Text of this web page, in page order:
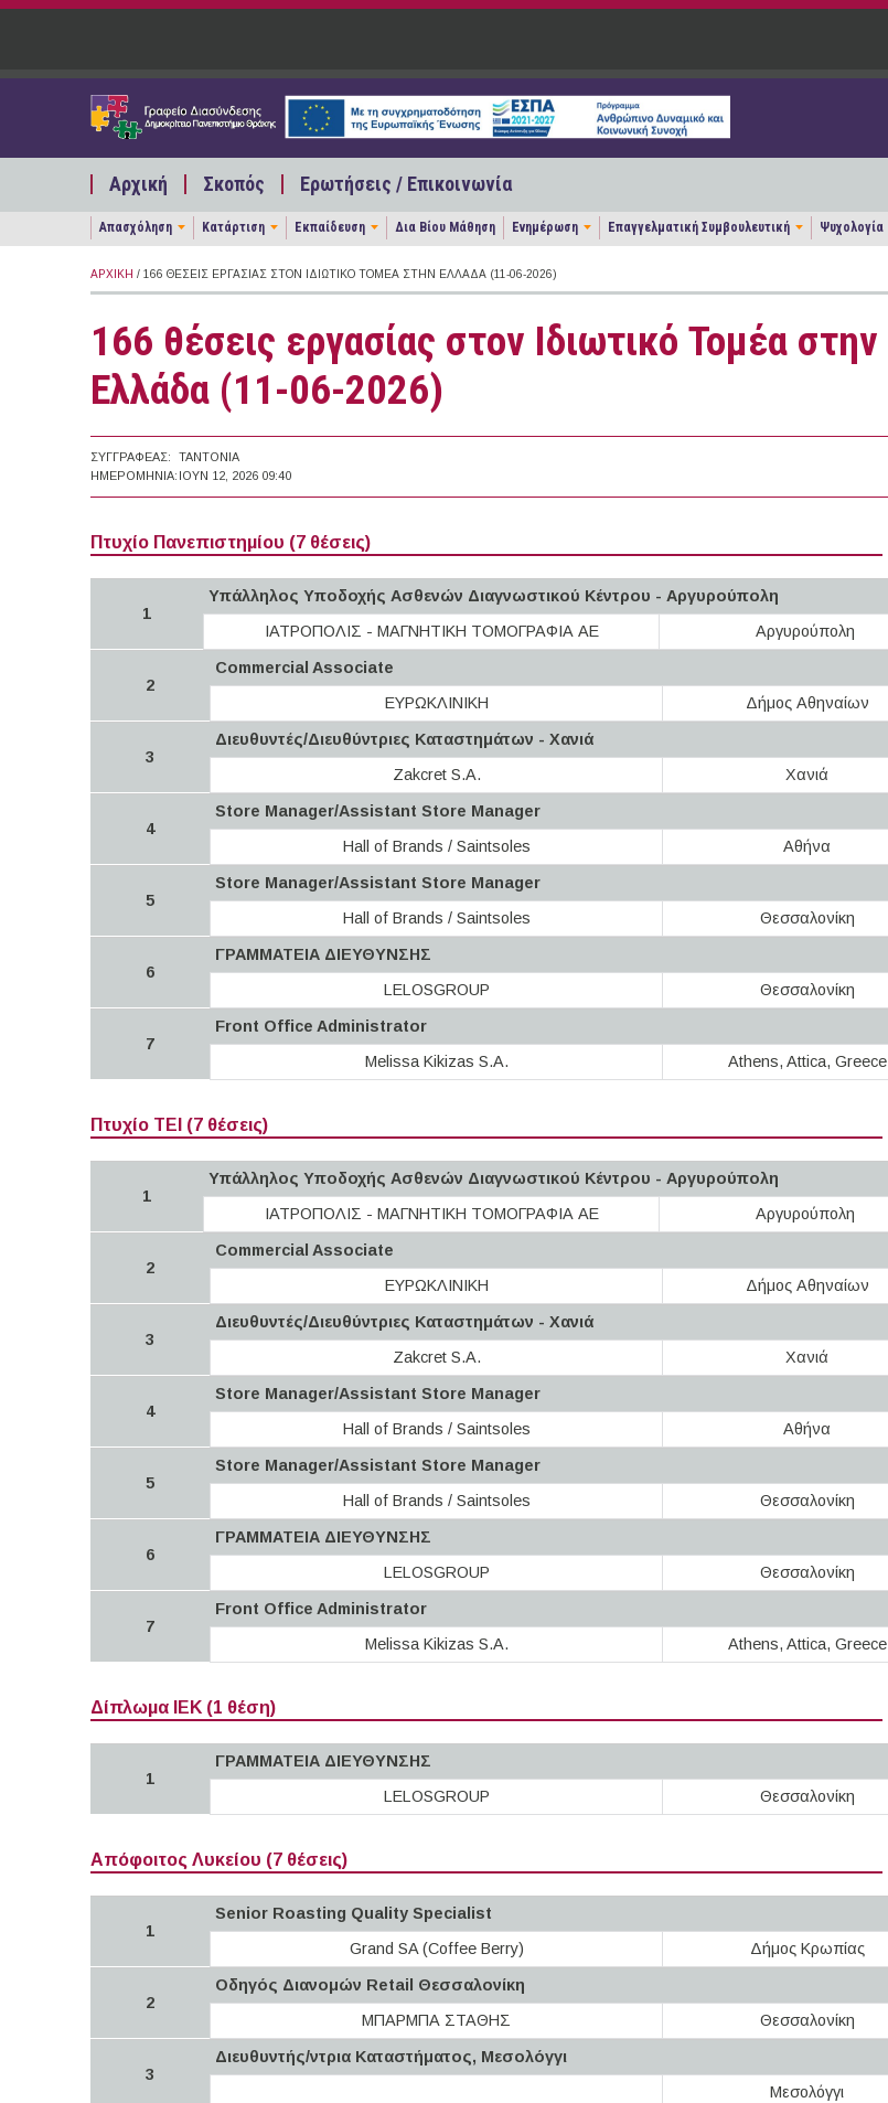
Παράκαμψη προς το κυρίως περιεχόμενο
Αρχική Σκοπός Ερωτήσεις / Επικοινωνία
Απασχόληση Κατάρτιση Εκπαίδευση Δια Βίου Μάθηση Ενημέρωση Επαγγελματική Συμβουλευτική Ψυχολογία
ΑΡΧΙΚΉ / 166 ΘΈΣΕΙΣ ΕΡΓΑΣΊΑΣ ΣΤΟΝ ΙΔΙΩΤΙΚΌ ΤΟΜΈΑ ΣΤΗΝ ΕΛΛΆΔΑ (11-06-2026)
166 θέσεις εργασίας στον Ιδιωτικό Τομέα στην
Ελλάδα (11-06-2026)
ΣΥΓΓΡΑΦΈΑΣ:
TANTONIA
ΗΜΕΡΟΜΗΝΊΑ: ΙΟΥΝ 12, 2026 09:40
Πτυχίο Πανεπιστημίου (7 θέσεις)
1
Υπάλληλος Υποδοχής Ασθενών Διαγνωστικού Κέντρου - Αργυρούπολη
ΙΑΤΡΟΠΟΛΙΣ - ΜΑΓΝΗΤΙΚΗ ΤΟΜΟΓΡΑΦΙΑ ΑΕ
Αργυρούπολη
2
Commercial Associate
ΕΥΡΩΚΛΙΝΙΚΗ
Δήμος Αθηναίων
3
Διευθυντές/Διευθύντριες Καταστημάτων - Χανιά
Zakcret S.A.
Χανιά
4
Store Manager/Assistant Store Manager
Hall of Brands / Saintsoles
Αθήνα
5
Store Manager/Assistant Store Manager
Hall of Brands / Saintsoles
Θεσσαλονίκη
6
ΓΡΑΜΜΑΤΕΙΑ ΔΙΕΥΘΥΝΣΗΣ
LELOSGROUP
Θεσσαλονίκη
7
Front Office Administrator
Melissa Kikizas S.A.
Athens, Attica, Greece
Πτυχίο ΤΕΙ (7 θέσεις)
1
Υπάλληλος Υποδοχής Ασθενών Διαγνωστικού Κέντρου - Αργυρούπολη
ΙΑΤΡΟΠΟΛΙΣ - ΜΑΓΝΗΤΙΚΗ ΤΟΜΟΓΡΑΦΙΑ ΑΕ
Αργυρούπολη
2
Commercial Associate
ΕΥΡΩΚΛΙΝΙΚΗ
Δήμος Αθηναίων
3
Διευθυντές/Διευθύντριες Καταστημάτων - Χανιά
Zakcret S.A.
Χανιά
4
Store Manager/Assistant Store Manager
Hall of Brands / Saintsoles
Αθήνα
5
Store Manager/Assistant Store Manager
Hall of Brands / Saintsoles
Θεσσαλονίκη
6
ΓΡΑΜΜΑΤΕΙΑ ΔΙΕΥΘΥΝΣΗΣ
LELOSGROUP
Θεσσαλονίκη
7
Front Office Administrator
Melissa Kikizas S.A.
Athens, Attica, Greece
Δίπλωμα ΙΕΚ (1 θέση)
1
ΓΡΑΜΜΑΤΕΙΑ ΔΙΕΥΘΥΝΣΗΣ
LELOSGROUP
Θεσσαλονίκη
Απόφοιτος Λυκείου (7 θέσεις)
1
Senior Roasting Quality Specialist
Grand SA (Coffee Berry)
Δήμος Κρωπίας
2
Oδηγός Διανομών Retail Θεσσαλονίκη
ΜΠΑΡΜΠΑ ΣΤΑΘΗΣ
Θεσσαλονίκη
3
Διευθυντής/ντρια Καταστήματος, Μεσολόγγι
Μεσολόγγι